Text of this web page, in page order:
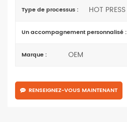
Type de processus : HOT PRESS
Un accompagnement personnalisé :
Marque : OEM
RENSEIGNEZ-VOUS MAINTENANT